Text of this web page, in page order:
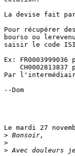
La devise fait
Pour récupérer
bourso ou
saisir le code
Ex: FR0003999036
CH0002813837
Par
--Dom
Le mardi 27
>
>
>